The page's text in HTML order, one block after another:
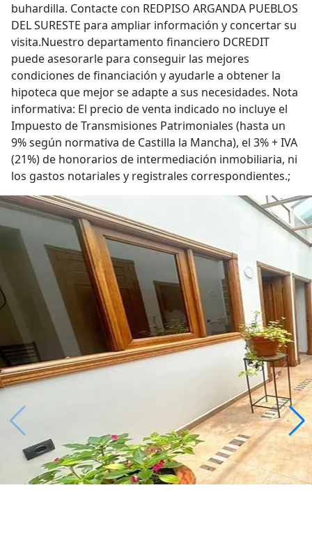
buhardilla. Contacte con REDPISO ARGANDA PUEBLOS
DEL SURESTE para ampliar información y concertar su
visita.Nuestro departamento financiero DCREDIT
puede asesorarle para conseguir las mejores
condiciones de financiación y ayudarle a obtener la
hipoteca que mejor se adapte a sus necesidades. Nota
informativa: El precio de venta indicado no incluye el
Impuesto de Transmisiones Patrimoniales (hasta un
9% según normativa de Castilla la Mancha), el 3% + IVA
(21%) de honorarios de intermediación inmobiliaria, ni
los gastos notariales y registrales correspondientes.;